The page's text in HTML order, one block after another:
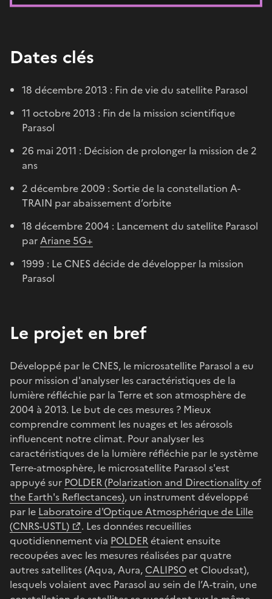
Dates clés
18 décembre 2013 : Fin de vie du satellite Parasol
11 octobre 2013 : Fin de la mission scientifique
Parasol
26 mai 2011 : Décision de prolonger la mission de 2
ans
2 décembre 2009 : Sortie de la constellation A-
TRAIN par abaissement d’orbite
18 décembre 2004 : Lancement du satellite Parasol
parAriane 5G+
1999 : Le CNES décide de développer la mission
Parasol
Le projet en bref
Développé par le CNES, le microsatellite Parasol a eu
pour mission d'analyser les caractéristiques de la
lumière réfléchie par la Terre et son atmosphère de
2004 à 2013. Le but de ces mesures ? Mieux
comprendre comment les nuages et les aérosols
influencent notre climat. Pour analyser les
caractéristiques de la lumière réfléchie par le système
Terre-atmosphère, le microsatellite Parasol s'est
appuyé sur POLDER (Polarization and Directionality of
the Earth's Reflectances), un instrument développé
par le Laboratoire d'Optique Atmosphérique de Lille
(CNRS-USTL)
. Les données recueillies
quotidiennement via POLDERétaient ensuite
recoupées avec les mesures réalisées par quatre
autres satellites (Aqua, Aura, CALIPSOet Cloudsat),
lesquels volaient avec Parasol au sein de l’A-train, une